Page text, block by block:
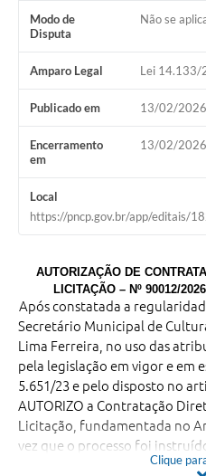
Modo de
Disputa
Não se
Amparo Legal Lei 14.133/
Publicado em 13/02/
Encerramento
em
13/02/
Local
https://pncp.gov.br/app/editais/
AUTORIZAÇÃO DE
LICITAÇÃO – Nº 90012/
Após constatada a
Secretário Municipal de
Lima Ferreira, no uso das
pela legislação em vigor e em
5.651/23 e pelo disposto no
AUTORIZO a Contratação
Licitação, fundamentada no
vez que o processo foi
requisitos que comprovam
Clique